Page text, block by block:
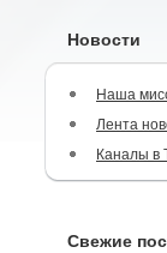
Новости
Наша
Лента
Каналы в
Свежие